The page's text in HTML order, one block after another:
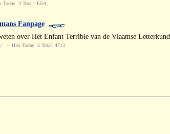
3 Total: 4354
Fanpage
over Het Enfant Terrible van de Vlaamse
- Hits Today: 5 Total: 4713